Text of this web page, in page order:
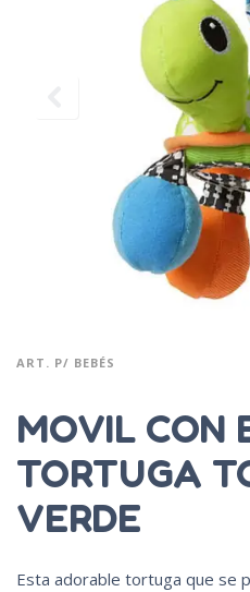
ART. P/ BEBÉS
MOVIL CON
TORTUGA
VERDE
Esta adorable tortuga que se